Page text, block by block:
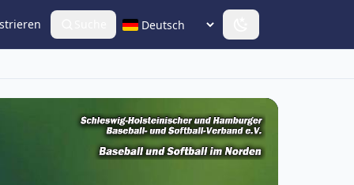
Sprache wählen